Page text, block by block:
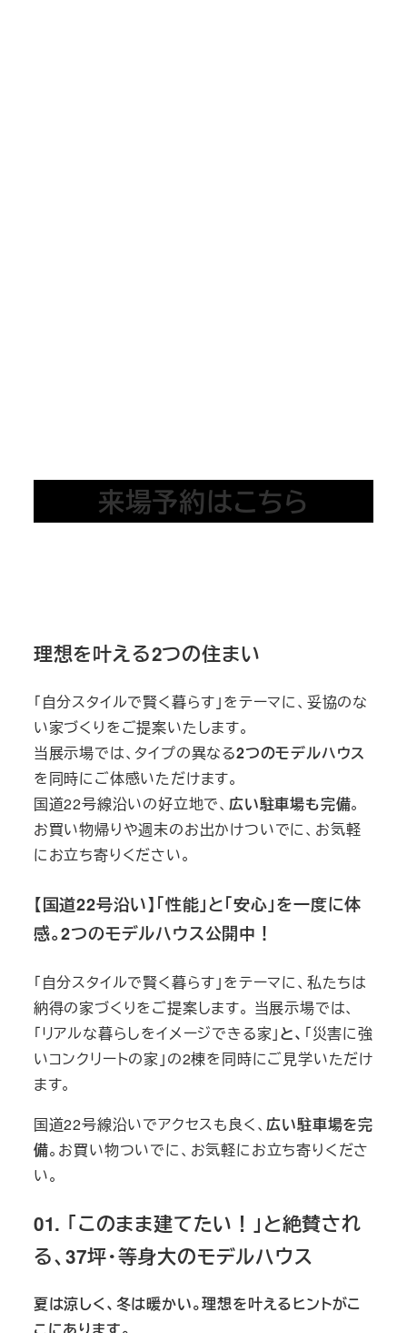
来場予約はこちら
理想を叶える2つの住まい
「自分スタイルで賢く暮らす」をテーマに、妥協のな
い家づくりをご提案いたします。
当展示場では、タイプの異なる2つのモデルハウス
を同時にご体感いただけます。
国道22号線沿いの好立地で、 広い駐車場も完備。
お買い物帰りや週末のお出かけついでに、お気軽
にお立ち寄りください。
【国道22号沿い】「性能」と「安心」を一度に体
感。2つのモデルハウス公開中！
「自分スタイルで賢く暮らす」をテーマに、私たちは
納得の家づくりをご提案します。 当展示場では、
「リアルな暮らしをイメージできる家」と、 「災害に強
いコンクリートの家」の2棟を同時にご見学いただけ
ます。
国道22号線沿いでアクセスも良く、広い駐車場を完
備。お買い物ついでに、お気軽にお立ち寄りくださ
い。
01. 「このまま建てたい！」と絶賛され
る、37坪・等身大のモデルハウス
夏は涼しく、冬は暖かい。理想を叶えるヒントがこ